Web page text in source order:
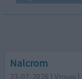
Nalcrom
23-07-2026 | Vrouw |